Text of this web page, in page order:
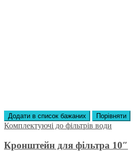
Додати в список бажаних Порівняти
Комплектуючі до фільтрів води
Кронштейн для фільтра 10″